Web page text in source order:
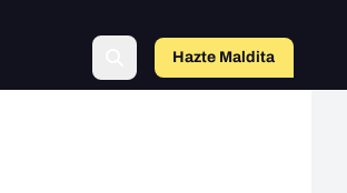
Hazte Maldita